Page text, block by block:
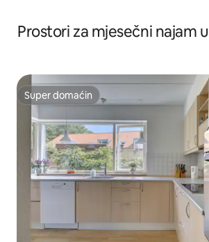
Prostori za mjesečni najam
Super domaćin
Super domaćin